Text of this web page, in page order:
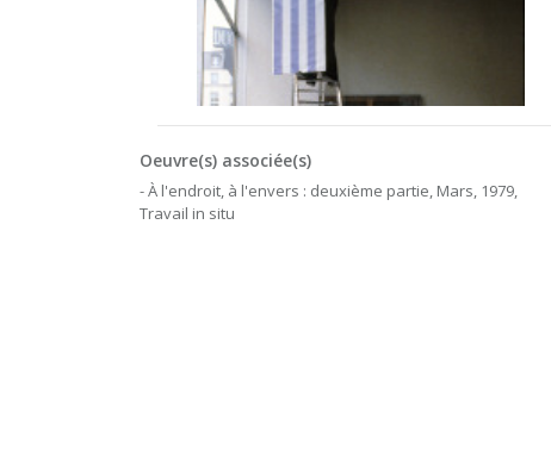
Oeuvre(s) associée(s)
- À l'endroit, à l'envers : deuxième partie, Mars, 1979,
Travail in situ